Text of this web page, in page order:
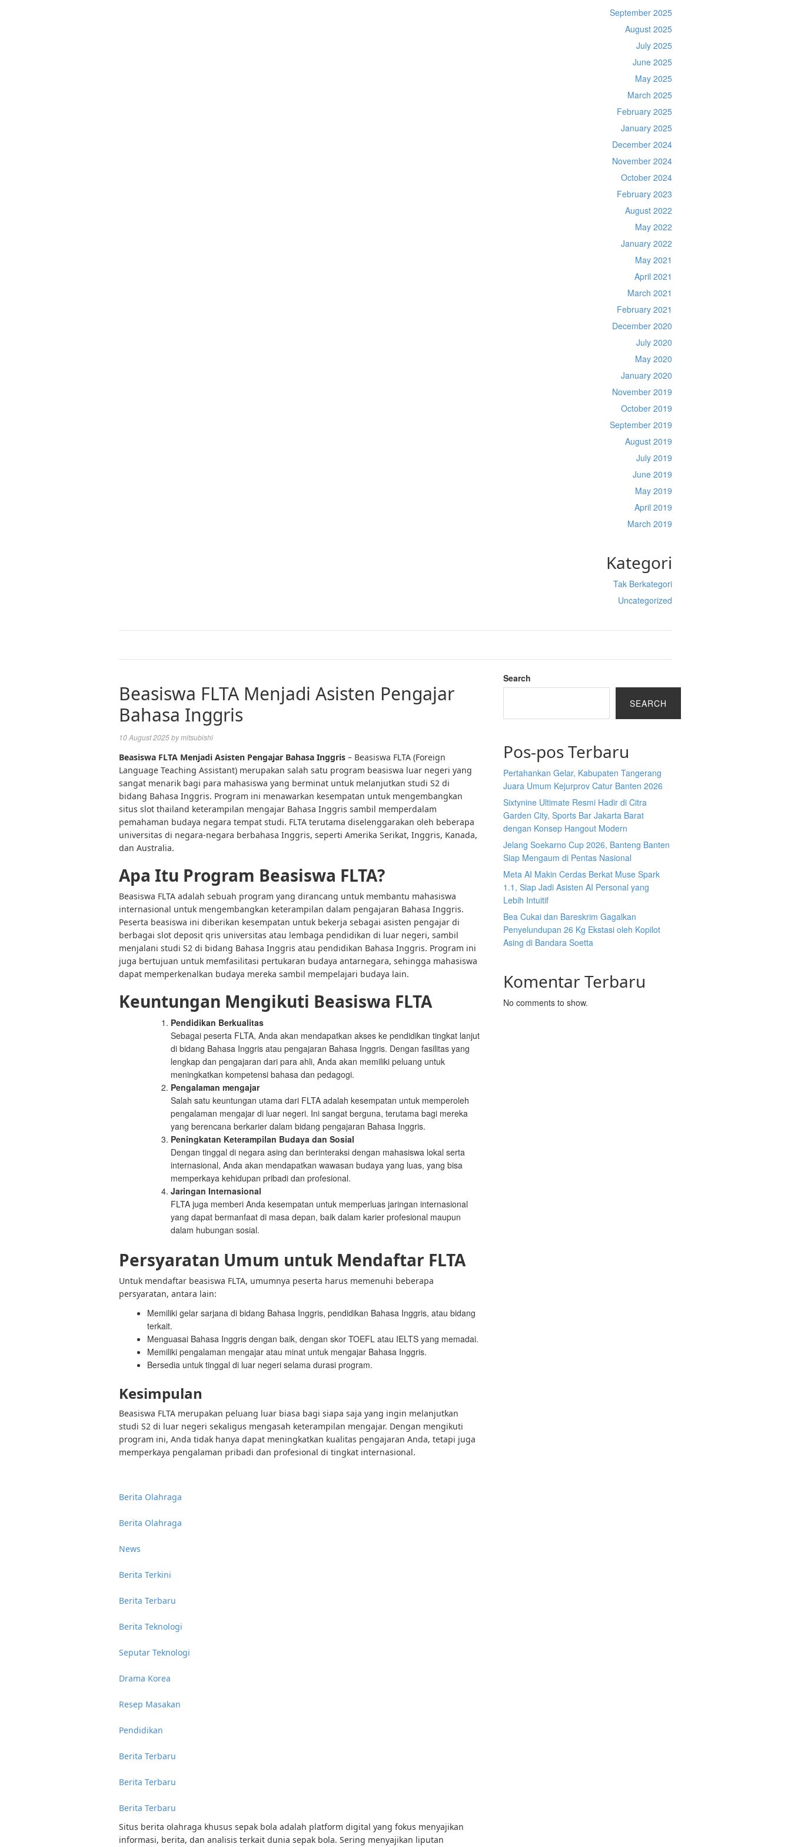
September 2025
August 2025
July 2025
June 2025
May 2025
March 2025
February 2025
January 2025
December 2024
November 2024
October 2024
February 2023
August 2022
May 2022
January 2022
May 2021
April 2021
March 2021
February 2021
December 2020
July 2020
May 2020
January 2020
November 2019
October 2019
September 2019
August 2019
July 2019
June 2019
May 2019
April 2019
March 2019
Kategori
Tak Berkategori
Uncategorized
Beasiswa FLTA Menjadi Asisten Pengajar
Bahasa Inggris
10 August 2025bymitsubishi
Beasiswa FLTA Menjadi Asisten Pengajar Bahasa Inggris – Beasiswa FLTA (Foreign
Language Teaching Assistant) merupakan salah satu program beasiswa luar negeri yang
sangat menarik bagi para mahasiswa yang berminat untuk melanjutkan studi S2 di
bidang Bahasa Inggris. Program ini menawarkan kesempatan untuk mengembangkan
situs slot thailand keterampilan mengajar Bahasa Inggris sambil memperdalam
pemahaman budaya negara tempat studi. FLTA terutama diselenggarakan oleh beberapa
universitas di negara-negara berbahasa Inggris, seperti Amerika Serikat, Inggris, Kanada,
dan Australia.
Apa Itu Program Beasiswa FLTA?
Beasiswa FLTA adalah sebuah program yang dirancang untuk membantu mahasiswa
internasional untuk mengembangkan keterampilan dalam pengajaran Bahasa Inggris.
Peserta beasiswa ini diberikan kesempatan untuk bekerja sebagai asisten pengajar di
berbagai slot deposit qris universitas atau lembaga pendidikan di luar negeri, sambil
menjalani studi S2 di bidang Bahasa Inggris atau pendidikan Bahasa Inggris. Program ini
juga bertujuan untuk memfasilitasi pertukaran budaya antarnegara, sehingga mahasiswa
dapat memperkenalkan budaya mereka sambil mempelajari budaya lain.
Keuntungan Mengikuti Beasiswa FLTA
Pendidikan Berkualitas
Sebagai peserta FLTA, Anda akan mendapatkan akses ke pendidikan tingkat lanjut
di bidang Bahasa Inggris atau pengajaran Bahasa Inggris. Dengan fasilitas yang
lengkap dan pengajaran dari para ahli, Anda akan memiliki peluang untuk
meningkatkan kompetensi bahasa dan pedagogi.
Pengalaman mengajar
Salah satu keuntungan utama dari FLTA adalah kesempatan untuk memperoleh
pengalaman mengajar di luar negeri. Ini sangat berguna, terutama bagi mereka
yang berencana berkarier dalam bidang pengajaran Bahasa Inggris.
Peningkatan Keterampilan Budaya dan Sosial
Dengan tinggal di negara asing dan berinteraksi dengan mahasiswa lokal serta
internasional, Anda akan mendapatkan wawasan budaya yang luas, yang bisa
memperkaya kehidupan pribadi dan profesional.
Jaringan Internasional
FLTA juga memberi Anda kesempatan untuk memperluas jaringan internasional
yang dapat bermanfaat di masa depan, baik dalam karier profesional maupun
dalam hubungan sosial.
Persyaratan Umum untuk Mendaftar FLTA
Untuk mendaftar beasiswa FLTA, umumnya peserta harus memenuhi beberapa
persyaratan, antara lain:
Memiliki gelar sarjana di bidang Bahasa Inggris, pendidikan Bahasa Inggris, atau bidang
terkait.
Menguasai Bahasa Inggris dengan baik, dengan skor TOEFL atau IELTS yang memadai.
Memiliki pengalaman mengajar atau minat untuk mengajar Bahasa Inggris.
Bersedia untuk tinggal di luar negeri selama durasi program.
Kesimpulan
Beasiswa FLTA merupakan peluang luar biasa bagi siapa saja yang ingin melanjutkan
studi S2 di luar negeri sekaligus mengasah keterampilan mengajar. Dengan mengikuti
program ini, Anda tidak hanya dapat meningkatkan kualitas pengajaran Anda, tetapi juga
memperkaya pengalaman pribadi dan profesional di tingkat internasional.
Berita Olahraga
Berita Olahraga
News
Berita Terkini
Berita Terbaru
Berita Teknologi
Seputar Teknologi
Drama Korea
Resep Masakan
Pendidikan
Berita Terbaru
Berita Terbaru
Berita Terbaru
Situs berita olahraga khusus sepak bola adalah platform digital yang fokus menyajikan
informasi, berita, dan analisis terkait dunia sepak bola. Sering menyajikan liputan
Search
SEARCH
Pos-pos Terbaru
Pertahankan Gelar, Kabupaten Tangerang
Juara Umum Kejurprov Catur Banten 2026
Sixtynine Ultimate Resmi Hadir di Citra
Garden City, Sports Bar Jakarta Barat
dengan Konsep Hangout Modern
Jelang Soekarno Cup 2026, Banteng Banten
Siap Mengaum di Pentas Nasional
Meta AI Makin Cerdas Berkat Muse Spark
1.1, Siap Jadi Asisten AI Personal yang
Lebih Intuitif
Bea Cukai dan Bareskrim Gagalkan
Penyelundupan 26 Kg Ekstasi oleh Kopilot
Asing di Bandara Soetta
Komentar Terbaru
No comments to show.